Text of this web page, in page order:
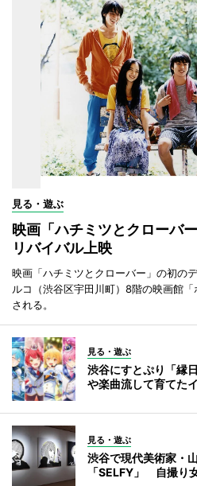
見る・遊ぶ
映画「ハチミツとクローバ
リバイバル上映
映画「ハチミツとクローバー」の初の
ルコ（渋谷区宇田川町）8階の映画館
される。
見る・遊ぶ
渋谷にすとぷり「縁
や楽曲流して育てた
見る・遊ぶ
渋谷で現代美術家・
「SELFY」 自撮り